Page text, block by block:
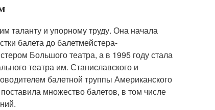
таланту и упорному труду. Она начала
балета до балетмейстера-
Большого театра, а в 1995 году стала
театра им. Станиславского и
балетной труппы Американского
множество балетов, в том числе